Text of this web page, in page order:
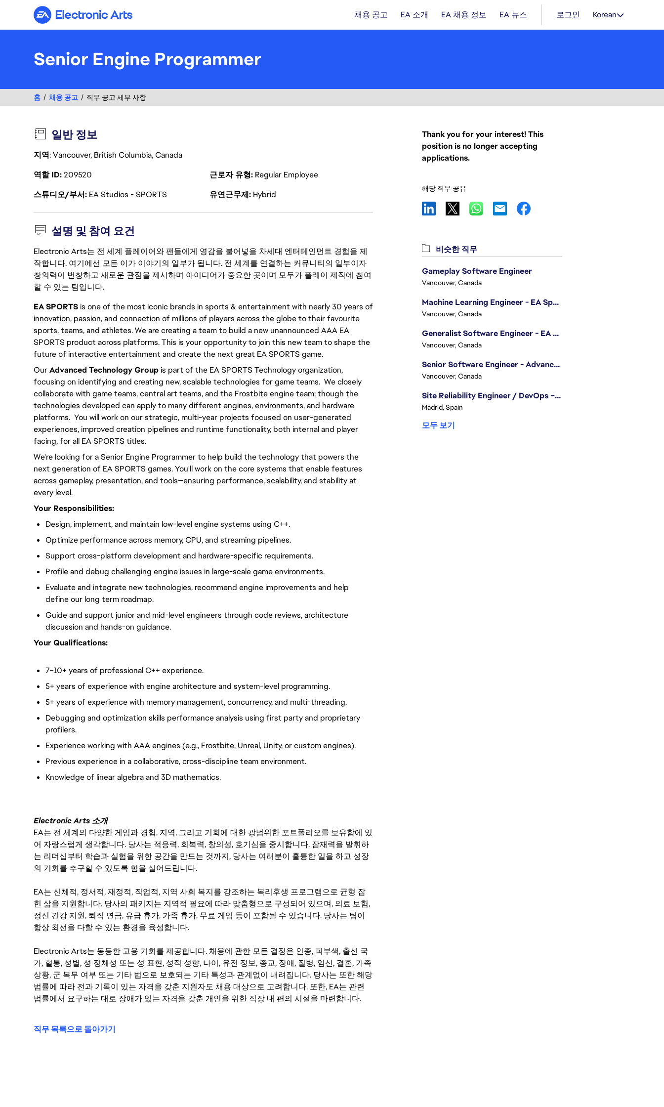
Electronic Arts 채용 공고 EA 소개 EA 채용 정보 EA 뉴스 로그인 Korean
Senior Engine Programmer
홈 채용 공고 직무 공고 세부 사항
일반 정보
지역: Vancouver, British Columbia, Canada
역할 ID209520 근로자 유형 Regular Employee
스튜디오/부서 EA Studios - SPORTS 유연근무제 Hybrid
설명 및 참여 요건
Electronic Arts는 전 세계 플레이어와 팬들에게 영감을 불어넣을 차세대 엔터테인먼트 경험을 제
작합니다. 여기에선 모든 이가 이야기의 일부가 됩니다. 전 세계를 연결하는 커뮤니티의 일부이자
창의력이 번창하고 새로운 관점을 제시하며 아이디어가 중요한 곳이며 모두가 플레이 제작에 참여
할 수 있는 팀입니다.
EA SPORTSis one of the most iconic brands in sports & entertainment with nearly 30 years of
innovation, passion, and connection of millions of players across the globe to their favourite
sports, teams, and athletes. We are creating a team to build a new unannounced AAA EA
SPORTS product across platforms. This is your opportunity to join this new team to shape the
future of interactive entertainment and create the next great EA SPORTS game.
OurAdvanced Technology Groupis part of the EA SPORTS Technology organization,
focusing on identifying and creating new, scalable technologies for game teams. We closely
collaborate with game teams, central art teams, and the Frostbite engine team; though the
technologies developed can apply to many different engines, environments, and hardware
platforms. You will work on our strategic, multi-year projects focused on user-generated
experiences, improved creation pipelines and runtime functionality, both internal and player
facing, for all EA SPORTS titles.
We're looking for a Senior Engine Programmer to help build the technology that powers the
next generation of EA SPORTS games. You'll work on the core systems that enable features
across gameplay, presentation, and tools—ensuring performance, scalability, and stability at
every level.
Your Responsibilities:
Design, implement, and maintain low-level engine systems using C++.
Optimize performance across memory, CPU, and streaming pipelines.
Support cross-platform development and hardware-specific requirements.
Profile and debug challenging engine issues in large-scale game environments.
Evaluate and integrate new technologies, recommend engine improvements and help
define our long term roadmap.
Guide and support junior and mid-level engineers through code reviews, architecture
discussion and hands-on guidance.
Your Qualifications:
7–10+ years of professional C++ experience.
5+ years of experience with engine architecture and system-level programming.
5+ years of experience with memory management, concurrency, and multi-threading.
Debugging and optimization skills performance analysis using first party and proprietary
profilers.
Experience working with AAA engines (e.g., Frostbite, Unreal, Unity, or custom engines).
Previous experience in a collaborative, cross-discipline team environment.
Knowledge of linear algebra and 3D mathematics.
Electronic Arts 소개
EA는 전 세계의 다양한 게임과 경험, 지역, 그리고 기회에 대한 광범위한 포트폴리오를 보유함에 있
어 자랑스럽게 생각합니다. 당사는 적응력, 회복력, 창의성, 호기심을 중시합니다. 잠재력을 발휘하
는 리더십부터 학습과 실험을 위한 공간을 만드는 것까지, 당사는 여러분이 훌륭한 일을 하고 성장
의 기회를 추구할 수 있도록 힘을 실어드립니다.
EA는 신체적, 정서적, 재정적, 직업적, 지역 사회 복지를 강조하는 복리후생 프로그램으로 균형 잡
힌 삶을 지원합니다. 당사의 패키지는 지역적 필요에 따라 맞춤형으로 구성되어 있으며, 의료 보험,
정신 건강 지원, 퇴직 연금, 유급 휴가, 가족 휴가, 무료 게임 등이 포함될 수 있습니다. 당사는 팀이
항상 최선을 다할 수 있는 환경을 육성합니다.
Electronic Arts는 동등한 고용 기회를 제공합니다. 채용에 관한 모든 결정은 인종, 피부색, 출신 국
가, 혈통, 성별, 성 정체성 또는 성 표현, 성적 성향, 나이, 유전 정보, 종교, 장애, 질병, 임신, 결혼, 가족
상황, 군 복무 여부 또는 기타 법으로 보호되는 기타 특성과 관계없이 내려집니다. 당사는 또한 해당
법률에 따라 전과 기록이 있는 자격을 갖춘 지원자도 채용 대상으로 고려합니다. 또한, EA는 관련
법률에서 요구하는 대로 장애가 있는 자격을 갖춘 개인을 위한 직장 내 편의 시설을 마련합니다.
직무 목록으로 돌아가기
Thank you for your interest! This
position is no longer accepting
applications.
해당 직무 공유
비슷한 직무
Gameplay Software Engineer
Vancouver, Canada
Machine Learning Engineer - EA Sports FC
Vancouver, Canada
Generalist Software Engineer - EA Sports FC
Vancouver, Canada
Senior Software Engineer - Advanced Technology Group
Vancouver, Canada
Site Reliability Engineer / DevOps – Localization
Madrid, Spain
모두 보기